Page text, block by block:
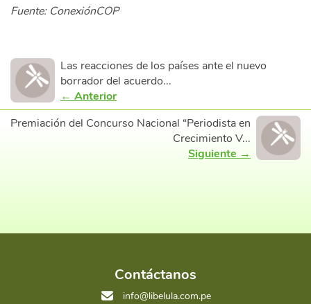
Fuente: ConexiónCOP
Las reacciones de los países ante el nuevo
borrador del acuerdo...
← Anterior
Premiación del Concurso Nacional “Periodista en
Crecimiento V...
Siguiente →
Contáctanos
info@libelula.com.pe